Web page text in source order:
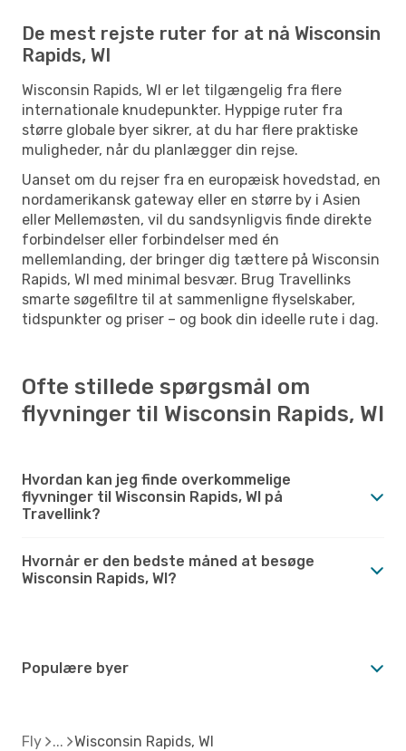
De mest rejste ruter for at nå Wisconsin
Rapids, WI
Wisconsin Rapids, WI er let tilgængelig fra flere
internationale knudepunkter. Hyppige ruter fra
større globale byer sikrer, at du har flere praktiske
muligheder, når du planlægger din rejse.
Uanset om du rejser fra en europæisk hovedstad, en
nordamerikansk gateway eller en større by i Asien
eller Mellemøsten, vil du sandsynligvis finde direkte
forbindelser eller forbindelser med én
mellemlanding, der bringer dig tættere på Wisconsin
Rapids, WI med minimal besvær. Brug Travellinks
smarte søgefiltre til at sammenligne flyselskaber,
tidspunkter og priser – og book din ideelle rute i dag.
Ofte stillede spørgsmål om
flyvninger til Wisconsin Rapids, WI
Hvordan kan jeg finde overkommelige
flyvninger til Wisconsin Rapids, WI på
Travellink?
Hvornår er den bedste måned at besøge
Wisconsin Rapids, WI?
Populære byer
Fly Wisconsin Rapids, WI